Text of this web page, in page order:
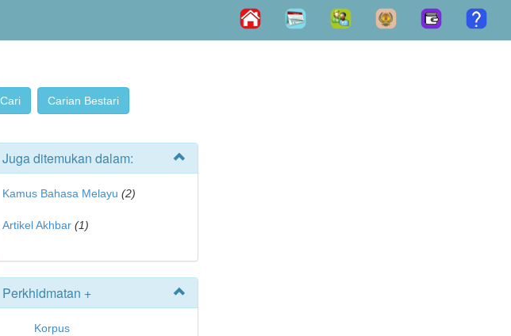
Juga ditemukan dalam:
Kamus Bahasa Melayu (2)
Artikel Akhbar (1)
Perkhidmatan +
Korpus